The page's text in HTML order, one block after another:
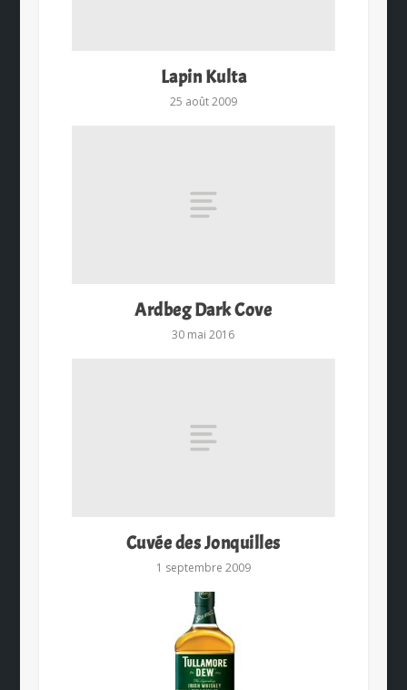
Lapin Kulta
25 août 2009
Ardbeg Dark Cove
30 mai 2016
Cuvée des Jonquilles
1 septembre 2009